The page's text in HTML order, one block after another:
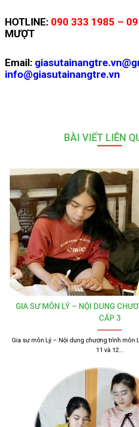
HOTLINE: 090 333 1985 –
MƯỢT
Email:
info@giasutainangtre.vn
BÀI VIẾT LIÊN
GIA SƯ MÔN LÝ – NỘI DUNG
CẤP 3
Gia sư môn Lý – Nội dung chương trình môn
11 và 12…